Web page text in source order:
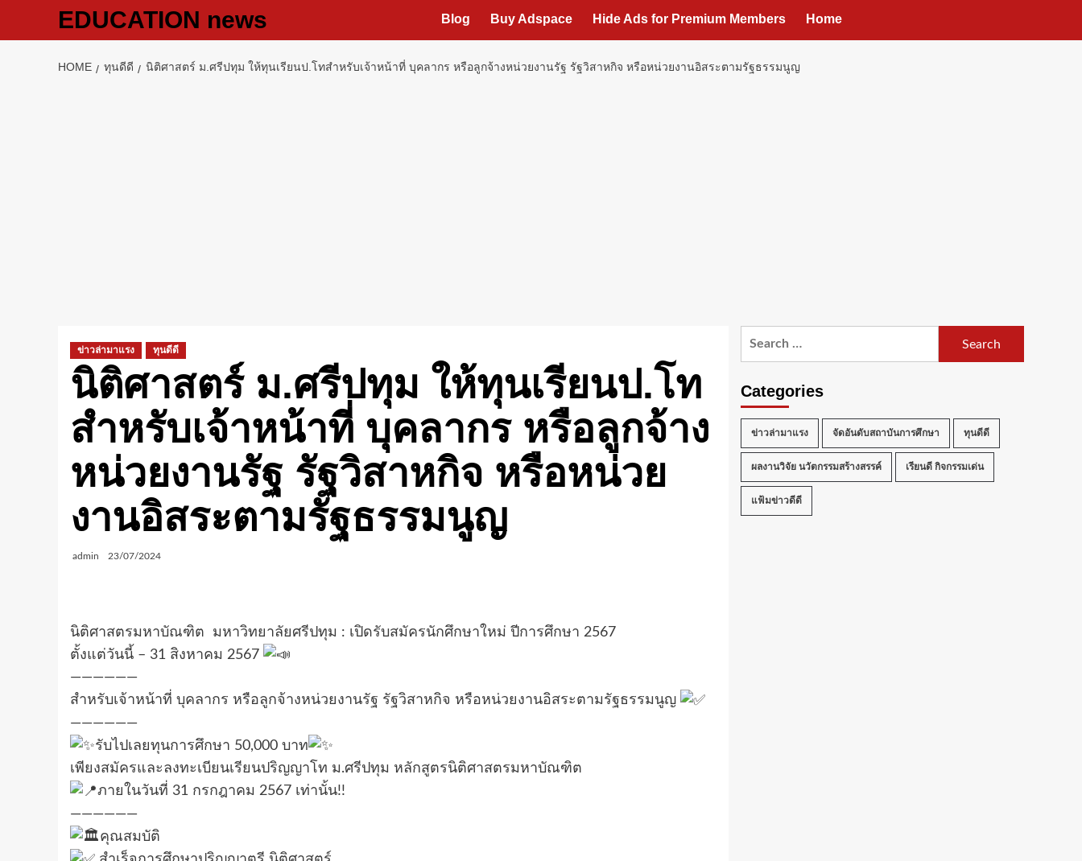
EDUCATION news Blog Buy Adspace Hide Ads for Premium Members Home
HOME ทุนดีดี นิติศาสตร์ ม.ศรีปทุม ให้ทุนเรียนป.โทสำหรับเจ้าหน้าที่ บุคลากร หรือลูกจ้างหน่วยงานรัฐ รัฐวิสาหกิจ หรือหน่วยงานอิสระตามรัฐธรรมนูญ
ข่าวล่ามาแรง ทุนดีดี
นิติศาสตร์ ม.ศรีปทุม ให้ทุนเรียนป.โท
สำหรับเจ้าหน้าที่ บุคลากร หรือลูกจ้าง
หน่วยงานรัฐ รัฐวิสาหกิจ หรือหน่วย
งานอิสระตามรัฐธรรมนูญ
admin 23/07/2024
นิติศาสตรมหาบัณฑิต มหาวิทยาลัยศรีปทุม : เปิดรับสมัครนักศึกษาใหม่ ปีการศึกษา 2567
ตั้งแต่วันนี้ – 31 สิงหาคม 2567
——————
สำหรับเจ้าหน้าที่ บุคลากร หรือลูกจ้างหน่วยงานรัฐ รัฐวิสาหกิจ หรือหน่วยงานอิสระตามรัฐธรรมนูญ
——————
รับไปเลยทุนการศึกษา 50,000 บาท
เพียงสมัครและลงทะเบียนเรียนปริญญาโท ม.ศรีปทุม หลักสูตรนิติศาสตรมหาบัณฑิต
ภายในวันที่ 31 กรกฎาคม 2567 เท่านั้น!!
——————
คุณสมบัติ
Categories
ข่าวล่ามาแรง จัดอันดับสถาบันการศึกษา ทุนดีดี
ผลงานวิจัย นวัตกรรมสร้างสรรค์ เรียนดี กิจกรรมเด่น
แฟ้มข่าวดีดี